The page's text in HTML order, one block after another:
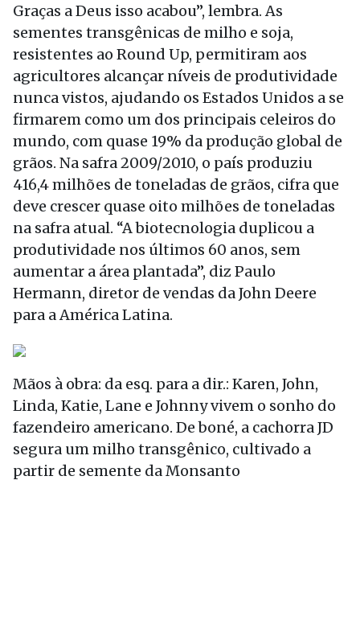
Graças a Deus isso acabou”, lembra. As
sementes transgênicas de milho e soja,
resistentes ao Round Up, permitiram aos
agricultores alcançar níveis de produtividade
nunca vistos, ajudando os Estados Unidos a se
firmarem como um dos principais celeiros do
mundo, com quase 19% da produção global de
grãos. Na safra 2009/2010, o país produziu
416,4 milhões de toneladas de grãos, cifra que
deve crescer quase oito milhões de toneladas
na safra atual. “A biotecnologia duplicou a
produtividade nos últimos 60 anos, sem
aumentar a área plantada”, diz Paulo
Hermann, diretor de vendas da John Deere
para a América Latina.
Mãos à obra: da esq. para a dir.: Karen, John,
Linda, Katie, Lane e Johnny vivem o sonho do
fazendeiro americano. De boné, a cachorra JD
segura um milho transgênico, cultivado a
partir de semente da Monsanto